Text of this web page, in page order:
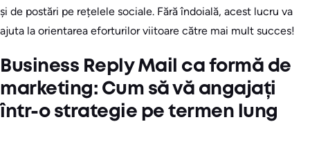
și de postări pe rețelele sociale. Fără îndoială, acest lucru va
ajuta la orientarea eforturilor viitoare către mai mult succes!
Business Reply Mail ca formă de
marketing: Cum să vă angajați
într-o strategie pe termen lung